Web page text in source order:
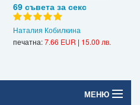
69 съвета за секс
Наталия Кобилкина
печатна:7.66 EUR | 15.00 лв.
МЕНЮ